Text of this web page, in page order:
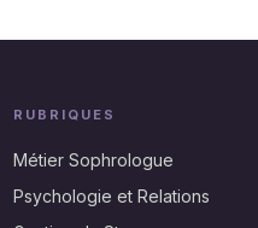
RUBRIQUES
Métier Sophrologue
Psychologie et Relations